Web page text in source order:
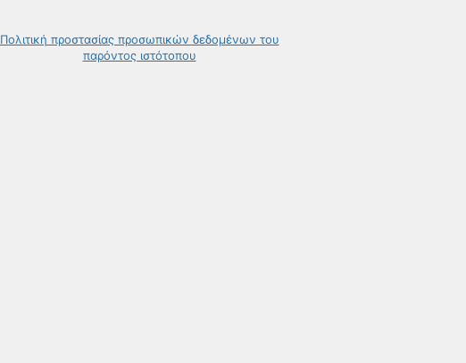
Πολιτική προστασίας προσωπικών δεδομένων του
παρόντος ιστότοπου